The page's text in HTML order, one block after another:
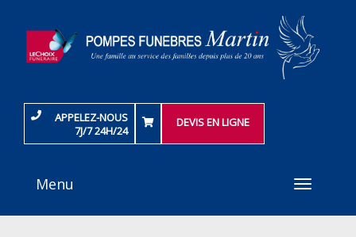
APPELEZ-NOUS
7J/7 24H/24
DEVIS EN LIGNE
Toggle
Menu